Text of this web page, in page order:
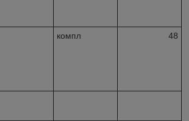
компл 48